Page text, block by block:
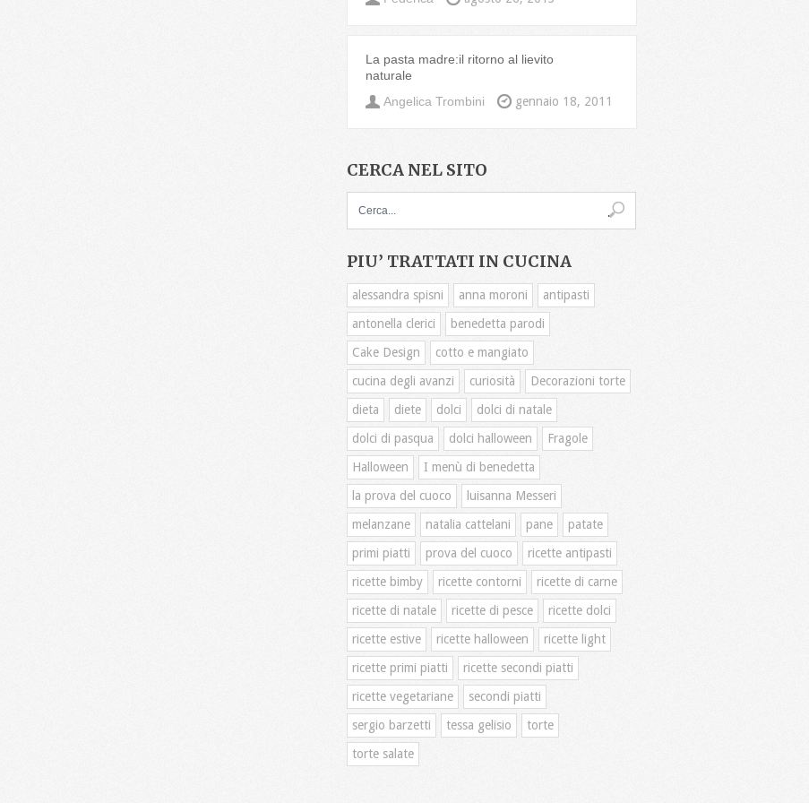
La pasta madre:il ritorno al lievito
naturale
Angelica Trombini
gennaio 18, 2011
CERCA NEL SITO
PIU’ TRATTATI IN CUCINA
alessandra spisni anna moroni
antipasti
antonella clerici
benedetta parodi
Cake Design
cotto e mangiato
cucina degli avanzi
curiosità
Decorazioni torte
dieta
diete dolci
dolci di natale
dolci di pasqua
dolci halloween
Fragole
Halloween
I menù di benedetta
la prova del cuoco
luisanna Messeri
melanzane
natalia cattelani pane
patate
primi piatti
prova del cuoco
ricette antipasti
ricette bimby
ricette contorni
ricette di carne
ricette di natale
ricette di pesce
ricette dolci
ricette estive
ricette halloween
ricette light
ricette primi piatti
ricette secondi piatti
ricette vegetariane
secondi piatti
sergio barzetti
tessa gelisio
torte
torte salate